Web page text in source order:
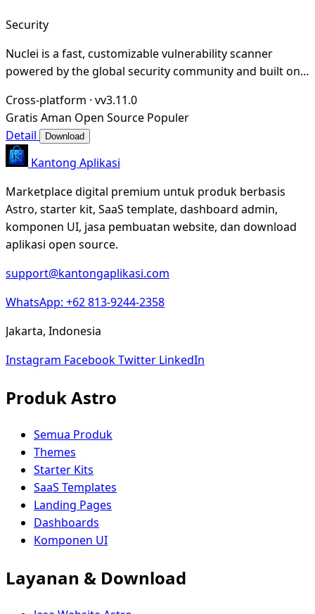
Security
Nuclei is a fast, customizable vulnerability scanner
powered by the global security community and built on a
Cross-platform · vv3.11.0
Gratis Aman Open Source Populer
Detail
Download
Kantong Aplikasi
Marketplace digital premium untuk produk berbasis
Astro, starter kit, SaaS template, dashboard admin,
komponen UI, jasa pembuatan website, dan download
aplikasi open source.
support@kantongaplikasi.com
WhatsApp: +62 813-9244-2358
Jakarta, Indonesia
Instagram FacebookTwitter LinkedIn
Produk Astro
Semua Produk
Themes
Starter Kits
SaaS Templates
Landing Pages
Dashboards
Komponen UI
Layanan & Download